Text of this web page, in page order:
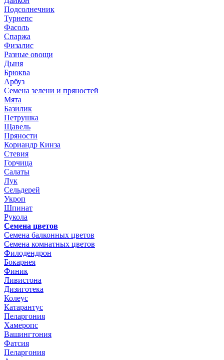
Подсолнечник
Турнепс
Фасоль
Спаржа
Физалис
Разные овощи
Дыня
Брюква
Арбуз
Семена зелени и пряностей
Мята
Базилик
Петрушка
Щавель
Пряности
Кориандр Кинза
Стевия
Горчица
Салаты
Лук
Сельдерей
Укроп
Шпинат
Рукола
Семена цветов
Семена балконных цветов
Семена комнатных цветов
Филодендрон
Бокарнея
Финик
Ливистона
Дизиготека
Колеус
Катарантус
Пеларгония
Хамеропс
Вашингтония
Фатсия
Пеларгония